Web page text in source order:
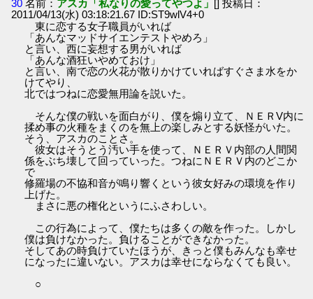
30 名前： アスカ「私なりの愛ってやつよ」 [] 投稿日：
2011/04/13(水) 03:18:21.67 ID:ST9wlV4+0
東に恋する女子職員がいれば
「あんなマッドサイエンテストやめろ」
と言い、西に妄想する男がいれば
「あんな酒狂いやめておけ」
と言い、南で恋の火花が散りかけていればすぐさま水をか
けてやり、
北ではつねに恋愛無用論を説いた。
そんな僕の戦いを面白がり、僕を煽り立て、ＮＥＲV内に
揉め事の火種をまくのを無上の楽しみとする妖怪がいた。
そう、アスカのことさ。
彼女はそうとう汚い手を使って、ＮＥＲＶ内部の人間関
係をぶち壊して回っていった。つねにＮＥＲＶ内のどこか
で
修羅場の不協和音が鳴り響くという彼女好みの環境を作り
上げた。
まさに悪の権化というにふさわしい。
この行為によって、僕たちは多くの敵を作った。しかし
僕は負けなかった。負けることができなかった。
そしてあの時負けていたほうが、きっと僕もみんなも幸せ
になったに違いない。アスカは幸せにならなくても良い。
○